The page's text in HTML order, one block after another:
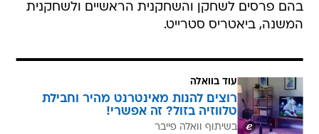
בהם פרסים לשחקן והשחקנית הראשיים ולשחקנית
המשנה, ביאטריס סטרייט.
עוד בוואלה
רוצים להנות מאינטרנט מהיר וחבילת
טלווזיה בזול? זה אפשרי!
בשיתוף וואלה פייבר